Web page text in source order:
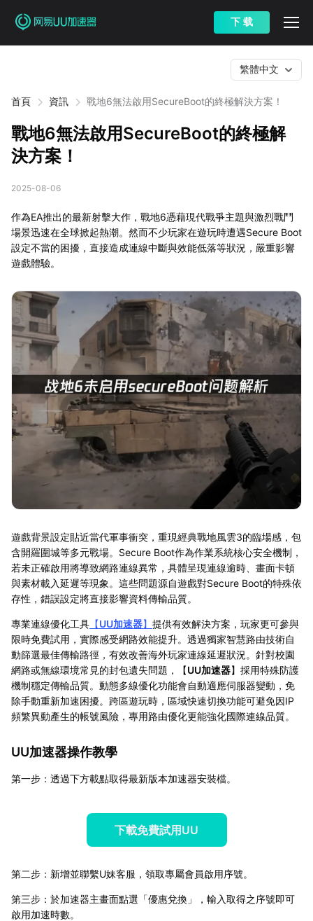
下 载
首頁 資訊 戰地6無法啟用SecureBoot的終極解決方案！
繁體中文
戰地6無法啟用SecureBoot的終極解
決方案！
2025-08-06
作為EA推出的最新射擊大作，戰地6憑藉現代戰爭主題與激烈戰鬥
場景迅速在全球掀起熱潮。然而不少玩家在遊玩時遭遇Secure Boot
設定不當的困擾，直接造成連線中斷與效能低落等狀況，嚴重影響
遊戲體驗。
遊戲背景設定貼近當代軍事衝突，重現經典戰地風雲3的臨場感，包
含開羅圍城等多元戰場。Secure Boot作為作業系統核心安全機制，
若未正確啟用將導致網路連線異常，具體呈現連線逾時、畫面卡頓
與素材載入延遲等現象。這些問題源自遊戲對Secure Boot的特殊依
存性，錯誤設定將直接影響資料傳輸品質。
專業連線優化工具 【UU加速器】 提供有效解決方案，玩家更可參與
限時免費試用，實際感受網路效能提升。透過獨家智慧路由技術自
動篩選最佳傳輸路徑，有效改善海外玩家連線延遲狀況。針對校園
網路或無線環境常見的封包遺失問題，【UU加速器】採用特殊防護
機制穩定傳輸品質。動態多線優化功能會自動適應伺服器變動，免
除手動重新加速困擾。跨區遊玩時，區域快速切換功能可避免因IP
頻繁異動產生的帳號風險，專用路由優化更能強化國際連線品質。
UU加速器操作教學
第一步：透過下方載點取得最新版本加速器安裝檔。
下載免費試用UU
第二步：新增並聯繫U妹客服，領取專屬會員啟用序號。
第三步：於加速器主畫面點選「優惠兌換」，輸入取得之序號即可
啟用加速時數。